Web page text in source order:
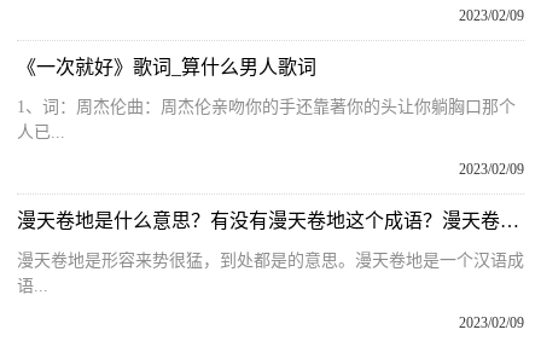
2023/02/09
《一次就好》歌词_算什么男人歌词
1、词：周杰伦曲：周杰伦亲吻你的手还靠著你的头让你躺胸口那个
人已...
2023/02/09
漫天卷地是什么意思？有没有漫天卷地这个成语？漫天卷地类似的词语
漫天卷地是形容来势很猛，到处都是的意思。漫天卷地是一个汉语成
语...
2023/02/09